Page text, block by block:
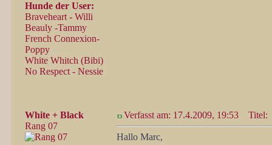
Hunde der User:
Braveheart - Willi
Beauly -Tammy
French Connexion-
Poppy
White Whitch (Bibi)
No Respect - Nessie
White + Black
Rang 07
Verfasst am: 17.4.2009, 19:53 Titel:
Hallo Marc,